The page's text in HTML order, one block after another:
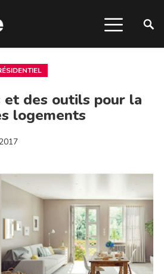
et des outils pour la
logements